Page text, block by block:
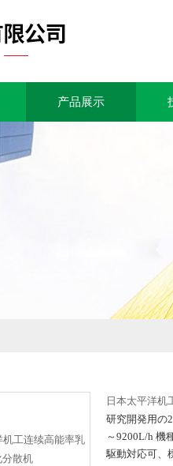
产品展示
日本太平洋机
研究開発用の
～9200L/h 機
駆動対応可、